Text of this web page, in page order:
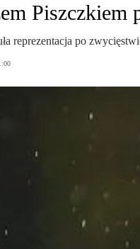
Piszczkiem
reprezentacja po